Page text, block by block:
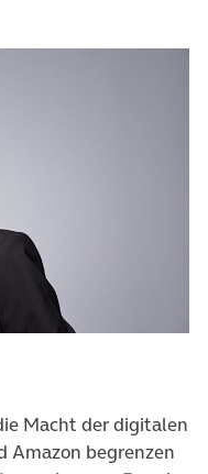
Macht der digitalen
Amazon begrenzen